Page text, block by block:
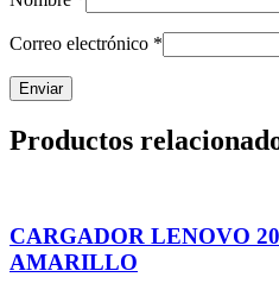
Correo electrónico *
Productos
CARGADOR LENOVO
AMARILLO